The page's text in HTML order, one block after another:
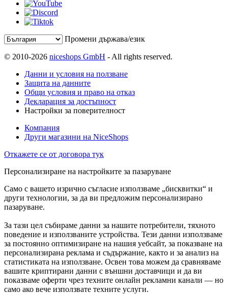
Промени държава/език
© 2010-2026 niceshops GmbH - All rights reserved.
Данни и условия на ползване
Защита на данните
Общи условия и право на отказ
Декларация за достъпност
Настройки за поверителност
Компания
Други магазини на NiceShops
Откажете се от договора тук
Персонализиране на настройките за пазаруване
Само с вашето изрично съгласие използваме „бисквитки“ и
други технологии, за да ви предложим персонализирано
пазаруване.
За тази цел събираме данни за нашите потребители, тяхното
поведение и използваните устройства. Тези данни използваме
за постоянно оптимизиране на нашия уебсайт, за показване на
персонализирана реклама и съдържание, както и за анализ на
статистиката на използване. Освен това можем да сравняваме
вашите криптирани данни с външни доставчици и да ви
показваме оферти чрез техните онлайн рекламни канали — но
само ако вече използвате техните услуги.